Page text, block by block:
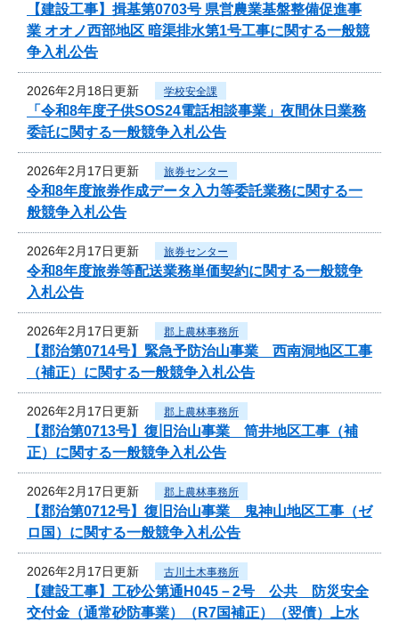
【建設工事】揖基第0703号 県営農業基盤整備促進事
業 オオノ西部地区 暗渠排水第1号工事に関する一般競
争入札公告
2026年2月18日更新 学校安全課
「令和8年度子供SOS24電話相談事業」夜間休日業務
委託に関する一般競争入札公告
2026年2月17日更新 旅券センター
令和8年度旅券作成データ入力等委託業務に関する一
般競争入札公告
2026年2月17日更新 旅券センター
令和8年度旅券等配送業務単価契約に関する一般競争
入札公告
2026年2月17日更新 郡上農林事務所
【郡治第0714号】緊急予防治山事業 西南洞地区工事
（補正）に関する一般競争入札公告
2026年2月17日更新 郡上農林事務所
【郡治第0713号】復旧治山事業 筒井地区工事（補
正）に関する一般競争入札公告
2026年2月17日更新 郡上農林事務所
【郡治第0712号】復旧治山事業 鬼神山地区工事（ゼ
ロ国）に関する一般競争入札公告
2026年2月17日更新 古川土木事務所
【建設工事】工砂公第通H045－2号 公共 防災安全
交付金（通常砂防事業）（R7国補正）（翌債）上水